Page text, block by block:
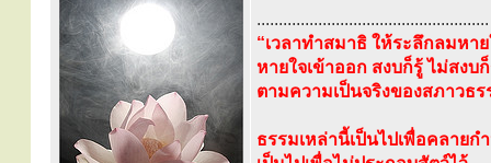
.....................................................
“เวลาทำสมาธิ ให้ระลึกลมหา
หายใจเข้าออก สงบก็รู้ ไม่สงบ
ตามความเป็นจริงของสภาวธ
ธรรมเหล่านี้เป็นไปเพื่อคลายก